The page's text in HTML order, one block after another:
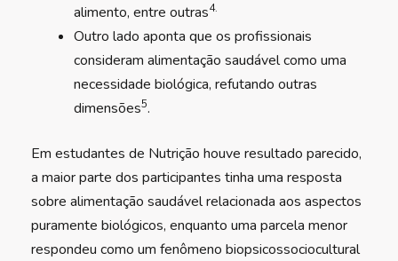
alimento, entre outras4.
Outro lado aponta que os profissionais
consideram alimentação saudável como uma
necessidade biológica, refutando outras
dimensões5.
Em estudantes de Nutrição houve resultado parecido,
a maior parte dos participantes tinha uma resposta
sobre alimentação saudável relacionada aos aspectos
puramente biológicos, enquanto uma parcela menor
respondeu como um fenômeno biopsicossociocultural